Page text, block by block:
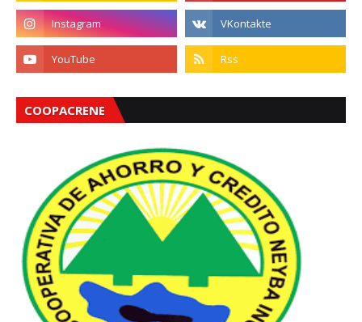
COOPACRENE